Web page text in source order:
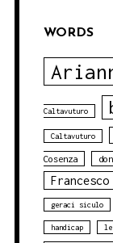
WORDS
Caltavuturo
Caltavuturo
Cosenza
geraci siculo
handicap